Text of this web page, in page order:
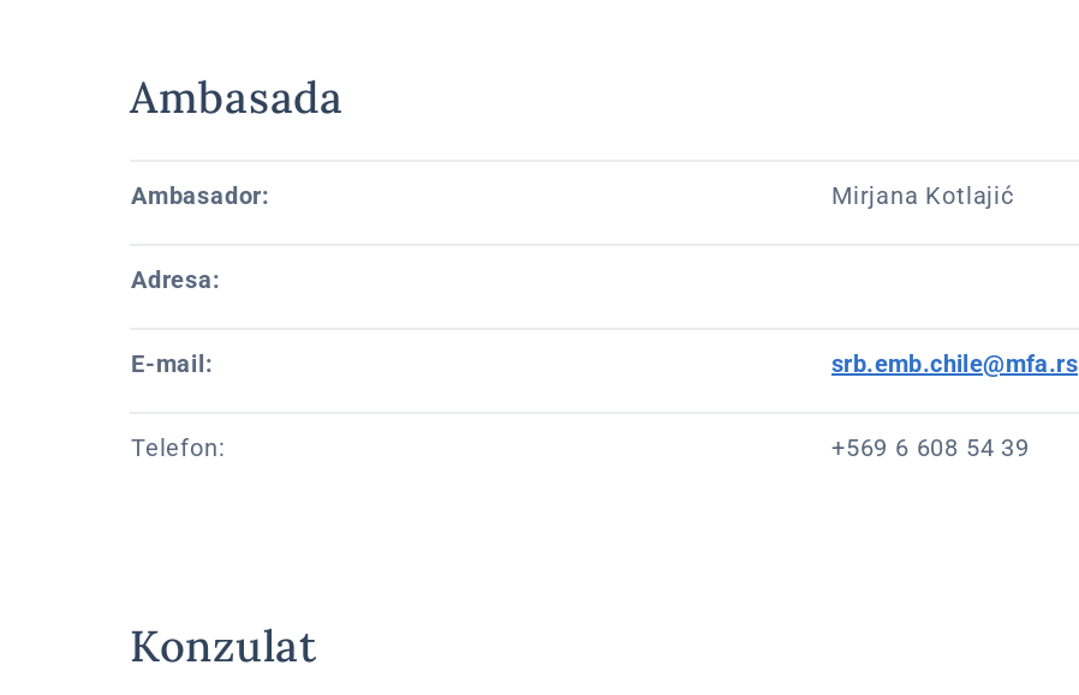
Ambasada
Ambasador: Mirjana Kotlajić
Adresa:
E-mail: srb.emb.chile@mfa.rs
Telefon: +569 6 608 54 39
Konzulat